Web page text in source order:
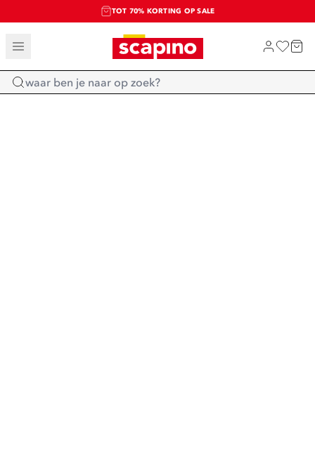
TOT 70% KORTING OP SALE
SALE: LAATSTE KANS!
SHOP NIEUW
Home